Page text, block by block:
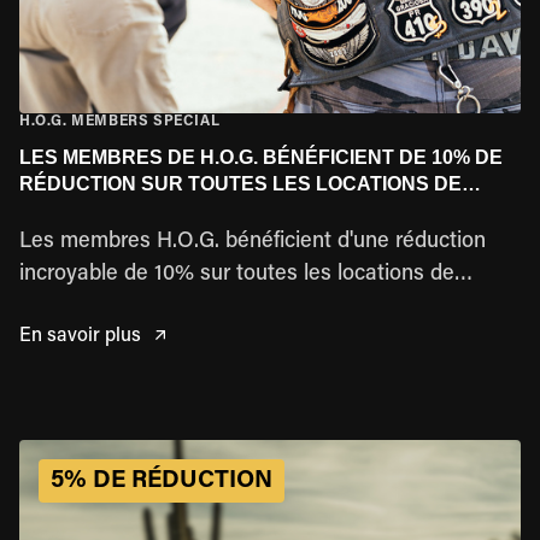
H.O.G. MEMBERS SPECIAL
LES MEMBRES DE H.O.G. BÉNÉFICIENT DE 10% DE
RÉDUCTION SUR TOUTES LES LOCATIONS DE
Les membres H.O.G. bénéficient d'une réduction
incroyable de 10% sur toutes les locations de
maintenant !
En savoir plus
5% DE RÉDUCTION